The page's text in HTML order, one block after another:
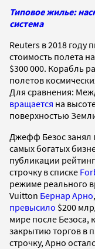
Типовое жилье:
система
Reuters в 2018 году
стоимость полета
$300 000. Корабль
полетов
Для сравнения:
вращается на
поверхностью
Джефф Безос занял
самых богатых
публикации
строчку в списке
режиме реального
Vuitton Бернар Арно
превысило $200
мире после Безоса,
закрытию торгов в
строчку, Арно